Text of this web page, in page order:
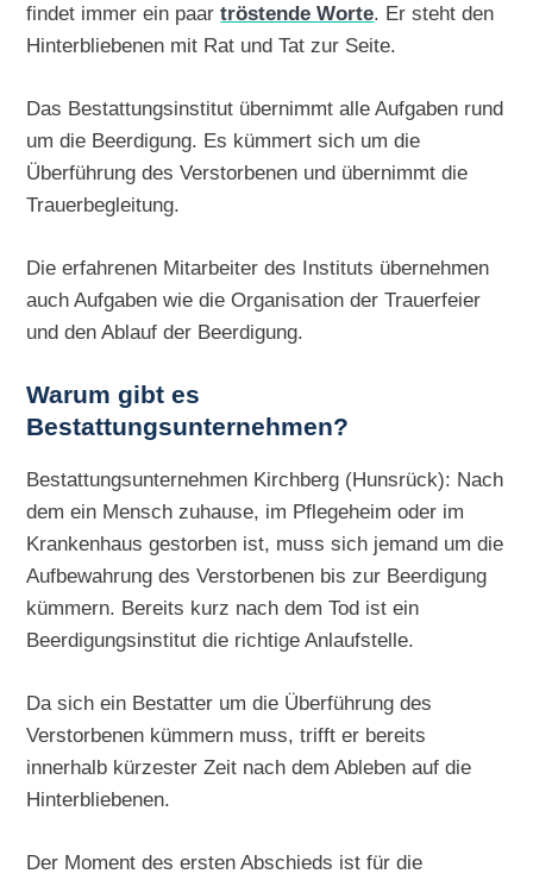
findet immer ein paartröstende Worte. Er steht den
Hinterbliebenen mit Rat und Tat zur Seite.
Das Bestattungsinstitut übernimmt alle Aufgaben rund
um die Beerdigung. Es kümmert sich um die
Überführung des Verstorbenen und übernimmt die
Trauerbegleitung.
Die erfahrenen Mitarbeiter des Instituts übernehmen
auch Aufgaben wie die Organisation der Trauerfeier
und den Ablauf der Beerdigung.
Warum gibt es
Bestattungsunternehmen?
Bestattungsunternehmen Kirchberg (Hunsrück): Nach
dem ein Mensch zuhause, im Pflegeheim oder im
Krankenhaus gestorben ist, muss sich jemand um die
Aufbewahrung des Verstorbenen bis zur Beerdigung
kümmern. Bereits kurz nach dem Tod ist ein
Beerdigungsinstitut die richtige Anlaufstelle.
Da sich ein Bestatter um die Überführung des
Verstorbenen kümmern muss, trifft er bereits
innerhalb kürzester Zeit nach dem Ableben auf die
Hinterbliebenen.
Der Moment des ersten Abschieds ist für die